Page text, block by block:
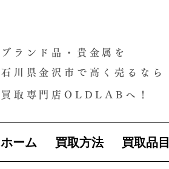
ブランド品・貴金属を
石川県金沢市で高く売るなら
買取専門店OLDLABへ！
ホーム 買取方法 買取品目